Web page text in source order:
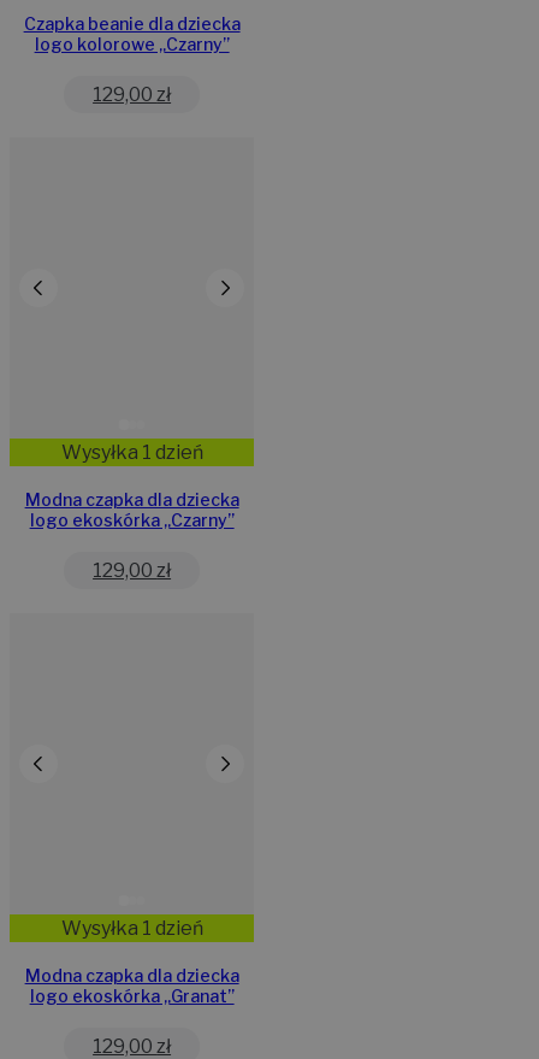
Czapka beanie dla dziecka
logo kolorowe „Czarny”
129,00 zł
Wysyłka 1 dzień
Modna czapka dla dziecka
logo ekoskórka „Czarny”
129,00 zł
Wysyłka 1 dzień
Modna czapka dla dziecka
logo ekoskórka „Granat”
129,00 zł